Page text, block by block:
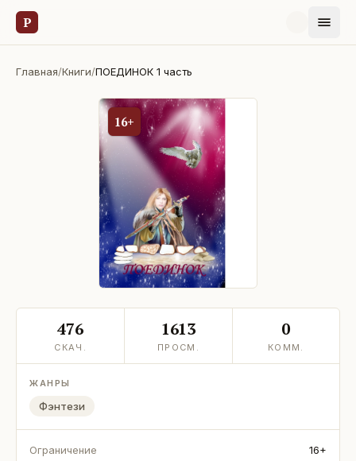
Р
Главная/Книги/ПОЕДИНОК 1 часть
16+
476
СКАЧ.
1613
ПРОСМ.
0
КОММ.
ЖАНРЫ
Фэнтези
Ограничение
16+